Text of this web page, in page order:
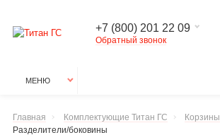
+7 (800) 201 22 09
Обратный звонок
МЕНЮ
Главная Комплектующие Титан ГС
Корзины
Разделители/боковины